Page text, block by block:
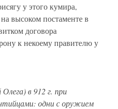
у этого кумира,
высоком постаменте в
договора
к некоему правителю у
в 912 г. при
одни с оружием